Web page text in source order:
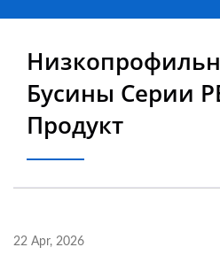
Бусины Серии
Продукт
22 Apr, 2026